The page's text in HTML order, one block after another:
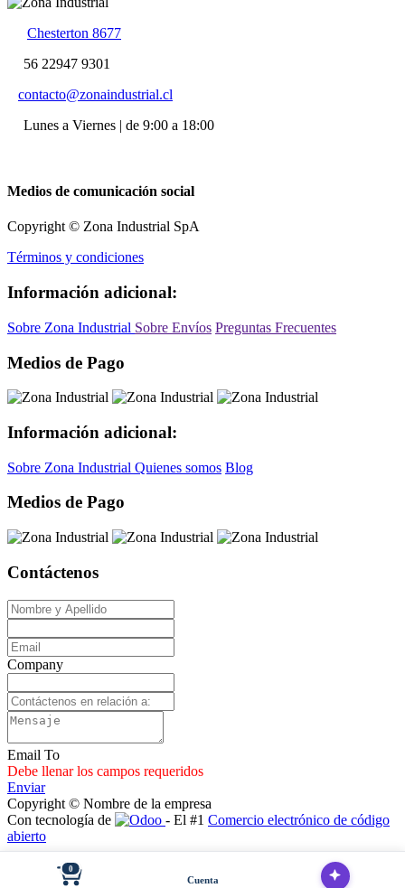
Chesterton 8677
56 22947 9301
contacto@zonaindustrial.cl
Lunes a Viernes | de 9:00 a 18:00
Medios de comunicación social
Copyright © Zona Industrial SpA
Términos y condiciones
Información adicional:
Sobre Zona Industrial Sobre Envíos Preguntas Frecuentes
Medios de Pago
Información adicional:
Sobre Zona Industrial Quienes somos Blog
Medios de Pago
Contáctenos
Company
Email To
Debe llenar los campos requeridos
Enviar
Copyright © Nombre de la empresa
Con tecnología de
- El #1 Comercio electrónico de código
abierto
0
Cuenta